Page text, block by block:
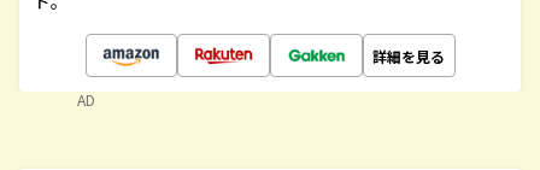
詳細を見る
AD